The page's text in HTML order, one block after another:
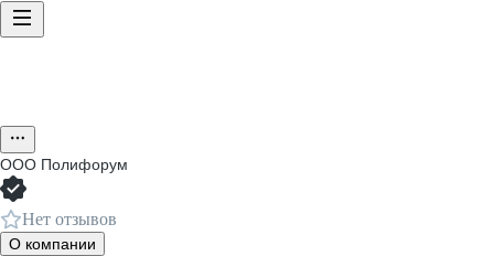
ООО Полифорум
Нет отзывов
О компании